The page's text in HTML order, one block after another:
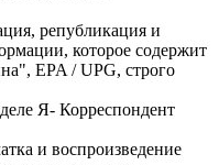
републикация и
которое содержит
EPA / UPG, строго
Я- Корреспондент
и воспроизведение